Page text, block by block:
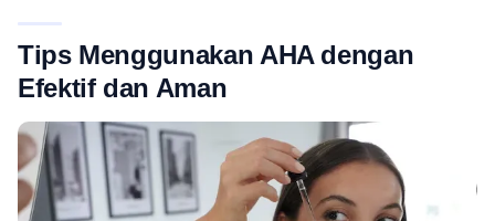
Tips Menggunakan AHA dengan
Efektif dan Aman